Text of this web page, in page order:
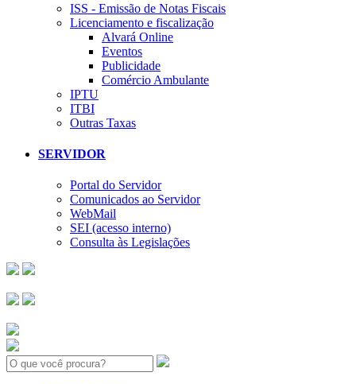
ISS - Emissão de Notas Fiscais
Licenciamento e fiscalização
Alvará Online
Eventos
Publicidade
Comércio Ambulante
IPTU
ITBI
Outras Taxas
SERVIDOR
Portal do Servidor
Comunicados ao Servidor
WebMail
SEI (acesso interno)
Consulta às Legislações
Search: